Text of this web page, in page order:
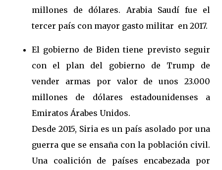
millones de dólares. Arabia Saudí fue el
tercer país con mayor gasto militar en 2017.
El gobierno de Biden tiene previsto seguir
con el plan del gobierno de Trump de
vender armas por valor de unos 23.000
millones de dólares estadounidenses a
Emiratos Árabes Unidos.
Desde 2015, Siria es un país asolado por una
guerra que se ensaña con la población civil.
Una coalición de países encabezada por